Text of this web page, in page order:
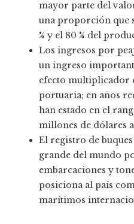
mayor parte del
una proporción que
% y el 80 % del
Los ingresos por
un ingreso
efecto multiplicador
portuaria; en años
han estado en el
millones de dólares
El registro de
grande del mundo
embarcaciones y
posiciona al país
marítimos